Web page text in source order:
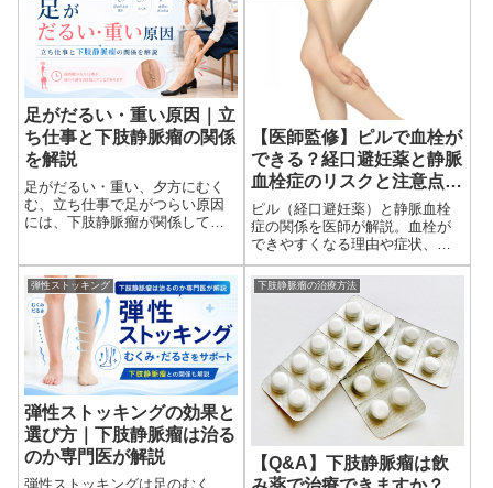
足がだるい・重い原因｜立
ち仕事と下肢静脈瘤の関係
を解説
足がだるい・重い、夕方にむく
む、立ち仕事で足がつらい原因
には、下肢静脈瘤が関係してい
湿疹がある方は専門医にご相談
ください。
【医師監修】ピルで血栓が
できる？経口避妊薬と静脈
血栓症のリスクと注意点を
解説
ピル（経口避妊薬）と静脈血栓
症の関係を医師が解説。血栓が
できやすくなる理由や症状、特
に注意すべき時期、予防のポイ
ントを詳しく紹介します。服用
中の女性必見の内容です。
弾性ストッキング
弾性ストッキングの効果と
選び方｜下肢静脈瘤は治る
のか専門医が解説
弾性ストッキングは足のむく
下肢静脈瘤の治療方法
【Q&A】下肢静脈瘤は飲